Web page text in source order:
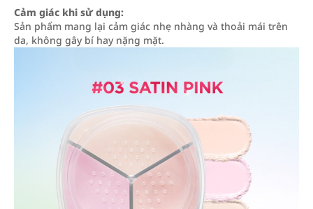
Cảm giác khi sử dụng:
Sản phẩm mang lại cảm giác nhẹ nhàng và thoải mái trên
da, không gây bí hay nặng mặt.